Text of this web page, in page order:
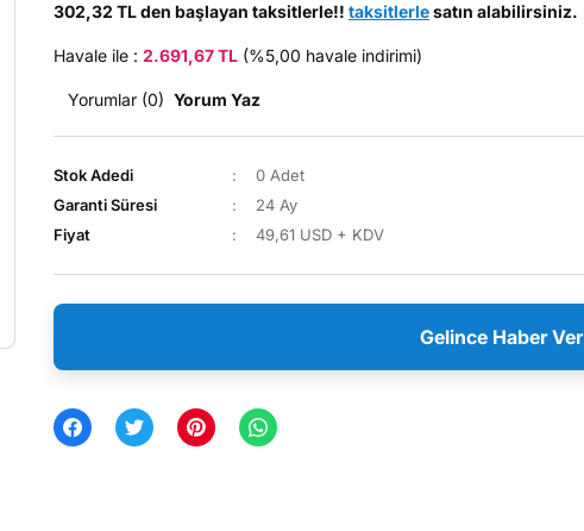
302,32 TL den başlayan taksitlerle!! taksitlerlesatın alabilirsiniz.
Havale ile : 2.691,67 TL (%5,00 havale indirimi)
Yorumlar (0) Yorum Yaz
Stok Adedi
0 Adet
Garanti Süresi
24 Ay
Fiyat
49,61 USD + KDV
Gelince Haber Ver